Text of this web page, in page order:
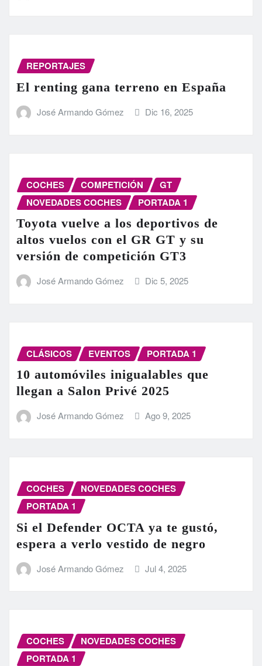
REPORTAJES
El renting gana terreno en España
José Armando Gómez Dic 16, 2025
COCHES COMPETICIÓN
GT
NOVEDADES COCHES
PORTADA 1
Toyota vuelve a los deportivos de
altos vuelos con el GR GT y su
versión de competición GT3
José Armando Gómez Dic 5, 2025
CLÁSICOS EVENTOS PORTADA 1
10 automóviles inigualables que
llegan a Salon Privé 2025
José Armando Gómez Ago 9, 2025
COCHES
NOVEDADES COCHES
PORTADA 1
Si el Defender OCTA ya te gustó,
espera a verlo vestido de negro
José Armando Gómez Jul 4, 2025
COCHES
NOVEDADES COCHES
PORTADA 1